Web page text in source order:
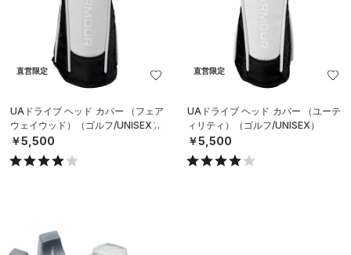
直営限定
UAドライブ ヘッド カバー （フェア
ウェイウッド）（ゴルフ/UNISEX）
￥5,500
直営限定
UAドライブ ヘッド カバー （ユーテ
ィリティ）（ゴルフ/UNISEX）
￥5,500